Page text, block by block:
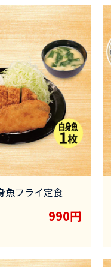
魚フライ定食
990円